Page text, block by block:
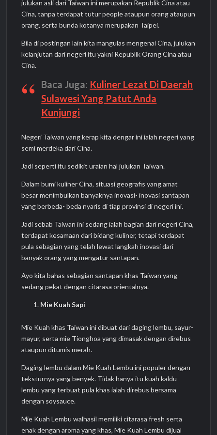
julukan asli dari Taiwan ini merupakan Republik Cina atau
Cina, tanpa terdapat tutur people ataupun orang ataupun
orang, serta bunda kotanya merupakan Taipei.
Bila di postingan lain kita mangulas mengenai Cina, julukan
kelanjutan dari negeri itu yakni Republik Orang Cina atau
Cina.
Baca Juga: Kuliner Lezat Di Daerah
Sulawesi Yang Patut Anda
Kunjungi
Negeri Taiwan yang kerap kita dengar ini ialah negeri yang
semi merdeka dari Cina.
Jadi seperti itu sedikit uraian hal julukan Taiwan.
Dalam bumi kuliner Cina, situasi geografis yang amat
besar menimbulkan banyaknya inovasi- inovasi santapan
yang berbeda- beda nyaris di tiap provinsi di negeri ini.
Jadi sebab Taiwan ini sedang ialah bagian dari negeri Cina,
terdapat kesamaan dari bidang kuliner, tetapi terdapat
pula sebagian yang telah lewat langkah inovasi dari
banyak orang yang mengatur santapan.
Ayo kita bahas sebagian santapan khas Taiwan yang
sedang pekat dengan citarasa orientalnya.
Mie Kuah Sapi
Mie Kuah khas Taiwan ini dibuat dari daging lembu, sayur-
mayur, serta mie Tionghoa yang dimasak dengan direbus
ataupun ditumis merah.
Daging lembu dalam Mie Kuah Lembu ini populer dengan
teksturnya yang benyek. Tidak hanya itu kuah kaldu
lembu yang terbuat pula khas ialah direbus bersama
dengan soysauce.
Mie Kuah Lembu walhasil memiliki citarasa fresh serta
enak dengan aroma yang khas, Mie Kuah Lembu dijual